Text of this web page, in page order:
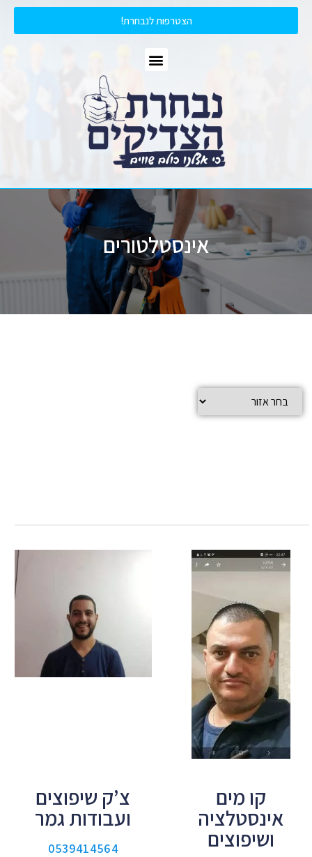
הצטרפות לנבחרת!
אינסטלטורים
קו מים
אינסטלציה
ושיפוצים
צ’ק שיפוצים
ועבודות גמר
0539414564